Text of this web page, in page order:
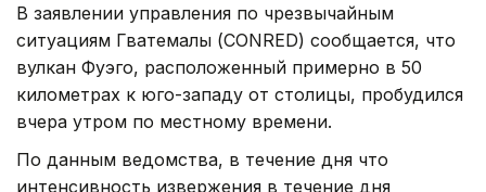
В заявлении управления по чрезвычайным
ситуациям Гватемалы (CONRED) сообщается, что
вулкан Фуэго, расположенный примерно в 50
километрах к юго-западу от столицы, пробудился
вчера утром по местному времени.
По данным ведомства, в течение дня что
интенсивность извержения в течение дня